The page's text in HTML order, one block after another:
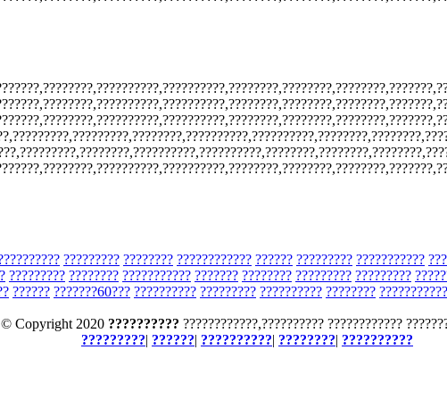
????????? ???????? ???????????? ?????? ????????? ???????????
????????? ???????? ??????????? ??????? ???????? ????????? ?????????
?????? ???????60??? ?????????? ????????? ?????????? ???????? ???????????
© Copyright 2020 ?????????? ????????????,?????????? ????????????
?????????| ??????| ??????????| ????????| ??????????